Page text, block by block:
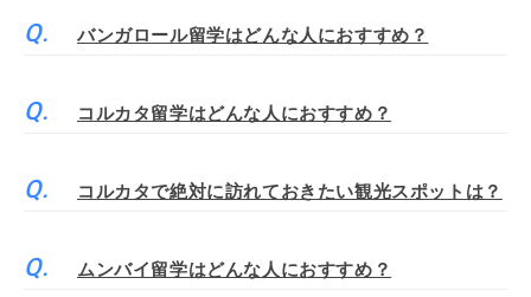
バンガロール留学はどんな人におすすめ？
コルカタ留学はどんな人におすすめ？
コルカタで絶対に訪れておきたい観光スポットは？
ムンバイ留学はどんな人におすすめ？